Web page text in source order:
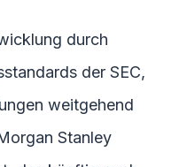
durch
der SEC,
weitgehend
Stanley